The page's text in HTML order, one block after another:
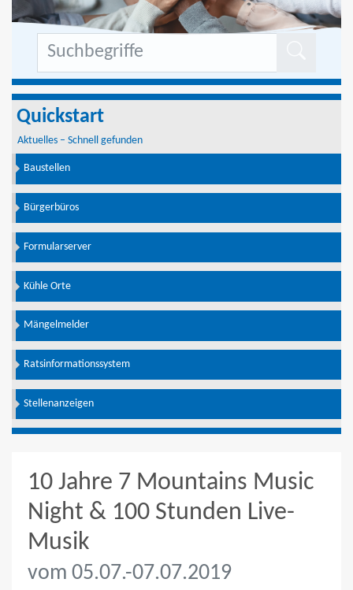
Quickstart
Aktuelles – Schnell gefunden
Baustellen
Bürgerbüros
Formularserver
Kühle Orte
Mängelmelder
Ratsinformationssystem
Stellenanzeigen
10 Jahre 7 Mountains Music
Night & 100 Stunden Live-
Musik
vom 05.07.-07.07.2019